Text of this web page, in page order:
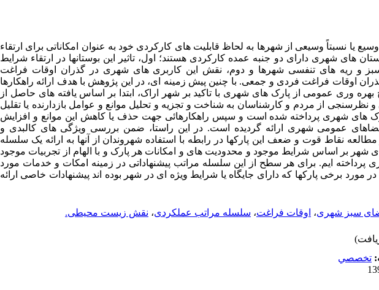
یا نسبتاً وسیعی از شهرها به لحاظ قابلیت های کارکردی خود به عنوان امکاناتی برای ارتقاء
های شهری دارای دو جنبه عمده کارکردی هستند؛ اول، تاثیر این بوستانها در ارتقاء شرایط
و ریه های تنفسی شهرها و دوم، نقش این کاربری های شهری در گذران اوقات فراغت
اوقات فراغت فردی و جمعی. با چنین پیش زمینه ای، در این پژوهش با هدف ارائه راهکارها
وری عمومی از پارک های شهری با تاکید بر شهر اراک، ابتدا بر اساس یافته های حاصل از
از مردم و کارشناسان به شناخت و تجزیه و تحلیل موانع و عوامل بازدارنده یا تقلیل
های شهری پرداخته شده است و سپس راهکارهائی جهت حذف یا کاهش این موانع و افزایش
عمومی شهری ارائه گردیده است. در این راستا، ضمن بررسی ویژگی های کالبدی و
نقاط قوت و ضعف این پارکها در رابطه با استفاده شهروندان از آنها به ارائه یک سلسله
شهر بر اساس شرایط موجود و محدودیت های و امکانات هر پارک و با الهام از تجربیات موجود
پرداخته ایم. برای هر سطح از این سلسله مراتب پیشنهاداتی در زمینه امکات و خدمات مورد
در مورد برخی پارکها که دارای جایگاه یا شرایط ویژه ای در شهر بوده اند پیشنهادات خاصی ارائه
سبز شهری، اوقات فراغت، سلسله مراتب عملکردی، نقش زیست محیطی.
تخصصي